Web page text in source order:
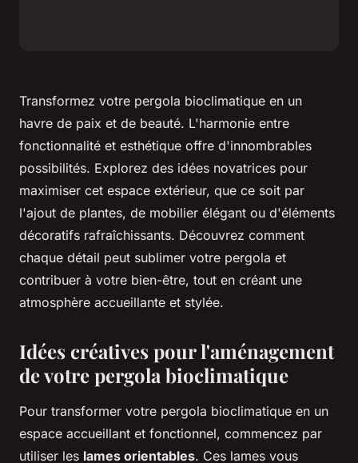
Transformez votre pergola bioclimatique en un
havre de paix et de beauté. L'harmonie entre
fonctionnalité et esthétique offre d'innombrables
possibilités. Explorez des idées novatrices pour
maximiser cet espace extérieur, que ce soit par
l'ajout de plantes, de mobilier élégant ou d'éléments
décoratifs rafraîchissants. Découvrez comment
chaque détail peut sublimer votre pergola et
contribuer à votre bien-être, tout en créant une
atmosphère accueillante et stylée.
Idées créatives pour l'aménagement
de votre pergola bioclimatique
Pour transformer votre pergola bioclimatique en un
espace accueillant et fonctionnel, commencez par
utiliser les lames orientables. Ces lames vous